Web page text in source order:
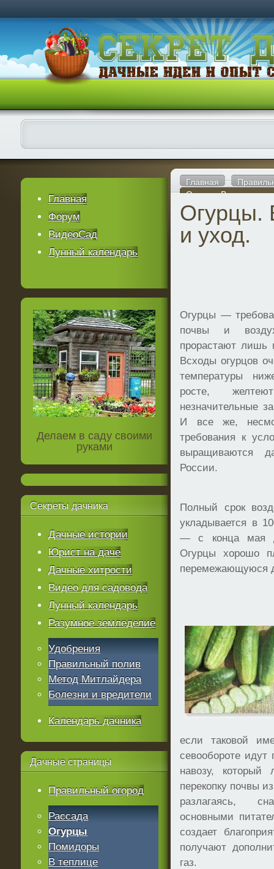
Главная
Огурцы.
Огурцы.
и уход.
Огурцы —
почвы и
прорастают лишь
Всходы огурцов
температуры
росте,
незначительные
И все же,
требования к
выращиваются
России.
Полный срок
укладывается в
— с конца мая
Огурцы хорошо
перемежающуюся
если таковой
севообороте идут
навозу,
перекопку почвы
разлагаясь,
основными
создает
получают
газ.
Главная
Форум
ВидеоСад
Лунный календарь
Делаем в саду своими
руками
Секреты дачника
Дачные истории
Юрист на даче
Дачные хитрости
Видео для садовода
Лунный календарь
Разумное земледелие
Удобрения
Правильный полив
Метод Митлайдера
Болезни и вредители
Календарь дачника
Дачные страницы
Правильный огород
Рассада
Огурцы
Помидоры
В теплице